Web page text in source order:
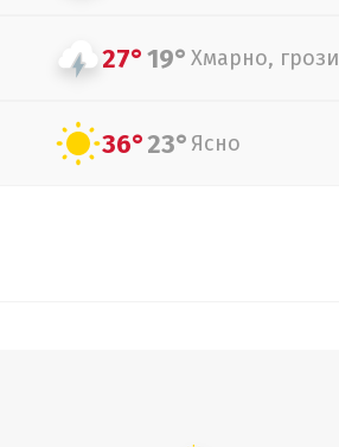
27°19° Хмарно, грози
36°23° Ясно